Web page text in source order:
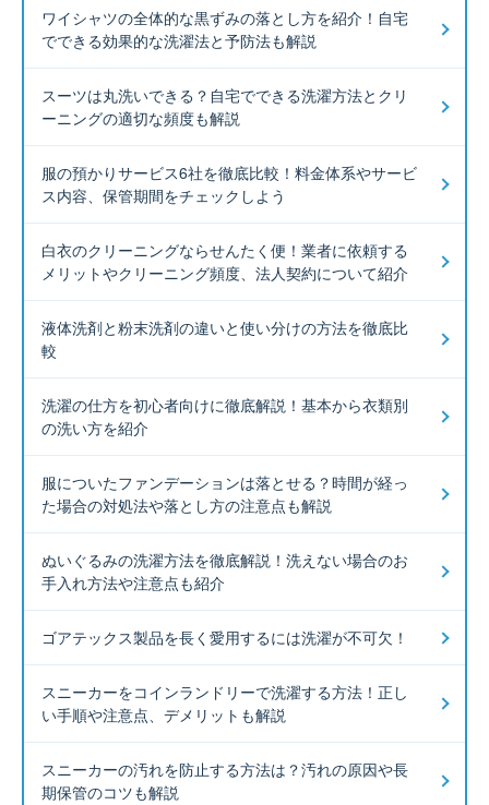
ワイシャツの全体的な黒ずみの落とし方を紹介！自宅
でできる効果的な洗濯法と予防法も解説
スーツは丸洗いできる？自宅でできる洗濯方法とクリ
ーニングの適切な頻度も解説
服の預かりサービス6社を徹底比較！料金体系やサービ
ス内容、保管期間をチェックしよう
白衣のクリーニングならせんたく便！業者に依頼する
メリットやクリーニング頻度、法人契約について紹介
液体洗剤と粉末洗剤の違いと使い分けの方法を徹底比
較
洗濯の仕方を初心者向けに徹底解説！基本から衣類別
の洗い方を紹介
服についたファンデーションは落とせる？時間が経っ
た場合の対処法や落とし方の注意点も解説
ぬいぐるみの洗濯方法を徹底解説！洗えない場合のお
手入れ方法や注意点も紹介
ゴアテックス製品を長く愛用するには洗濯が不可欠！
スニーカーをコインランドリーで洗濯する方法！正し
い手順や注意点、デメリットも解説
スニーカーの汚れを防止する方法は？汚れの原因や長
期保管のコツも解説